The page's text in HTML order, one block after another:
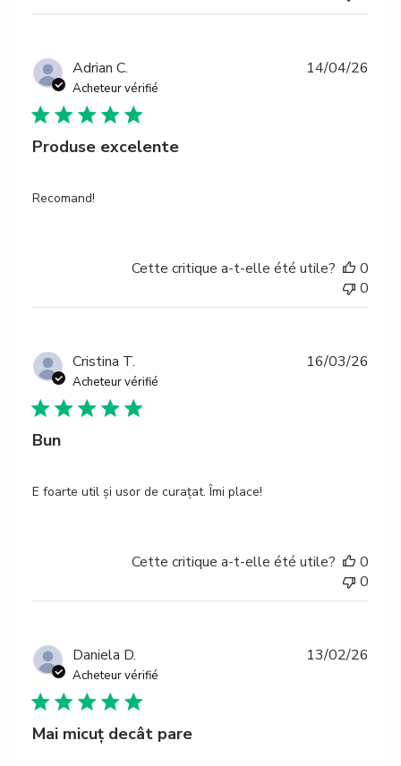
Adrian C.
Acheteur vérifié
Produse excelente
Recomand!
14/04/26
Cette critique a-t-elle été utile?
0
0
Cristina T.
Acheteur vérifié
Bun
E foarte util și usor de curațat. Îmi place!
16/03/26
Cette critique a-t-elle été utile?
0
0
Daniela D.
Acheteur vérifié
Mai micuț decât pare
13/02/26